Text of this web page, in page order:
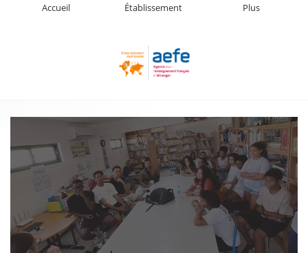
Accueil Établissement Plus